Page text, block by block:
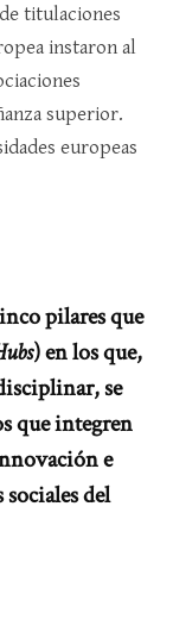
titulaciones
instaron al
superior.
europeas
pilares que
) en los que,
se
que integren
e
del